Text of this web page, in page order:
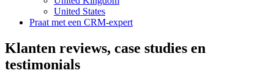
United States
Praat met een CRM-expert
Klanten reviews, case studies en
testimonials